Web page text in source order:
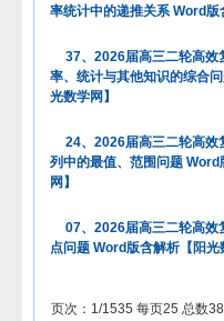
率统计中的递推关系 Word版
37、2026届高三二轮高效
率、统计与其他知识的综合
光数学网】
24、2026届高三二轮高效
列中的最值、范围问题
网】
07、2026届高三二轮高效
点问题 Word版含解析【阳光
页次：1/1535 每页25 总数